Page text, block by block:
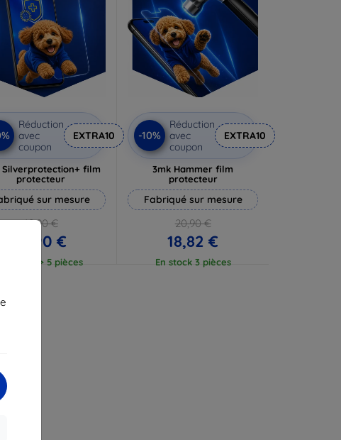
Réduction
avec
coupon
EXTRA10
Silverprotection+ film
protecteur
sur mesure
19,90 €
17,90 €
En stock > 5 pièces
-10%
Réduction
avec
coupon
EXTRA10
3mk Hammer film
protecteur
Fabriqué sur mesure
20,90 €
18,82 €
En stock 3 pièces